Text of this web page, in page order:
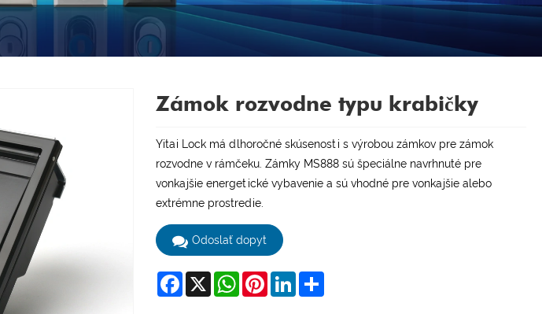
Zámok rozvodne typu krabičky
Yitai Lock má dlhoročné skúsenosti s výrobou zámkov pre zámok
rozvodne v rámčeku. Zámky MS888 sú špeciálne navrhnuté pre
vonkajšie energetické vybavenie a sú vhodné pre vonkajšie alebo
extrémne prostredie.
Odoslať dopyt
Facebook
X WhatsAppPinterestLinkedInShare